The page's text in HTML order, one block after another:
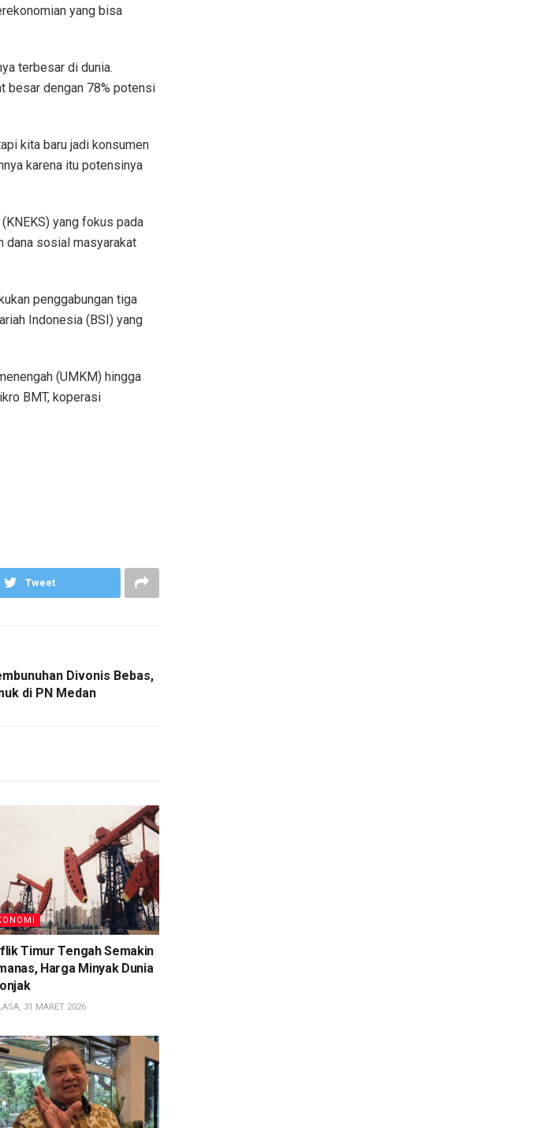
yang bisa
terbesar di dunia.
besar dengan 78% potensi
kita baru jadi konsumen
karena itu potensinya
yang fokus pada
dana sosial masyarakat
penggabungan tiga
Indonesia (BSI) yang
(UMKM) hingga
BMT, koperasi
Tweet
Divonis Bebas,
di PN Medan
Timur Tengah Semakin
Harga Minyak Dunia
31 MARET 2026